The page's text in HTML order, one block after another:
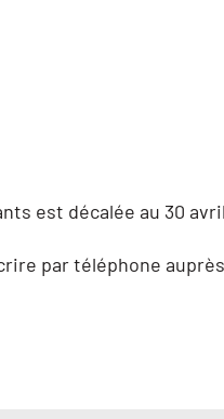
est décalée au 30
par téléphone